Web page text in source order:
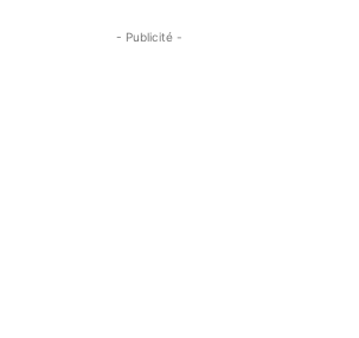
- Publicité -